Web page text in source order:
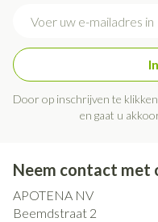
Door op inschrijven te
en gaat u
Neem contact met
APOTENA NV
Beemdstraat 2